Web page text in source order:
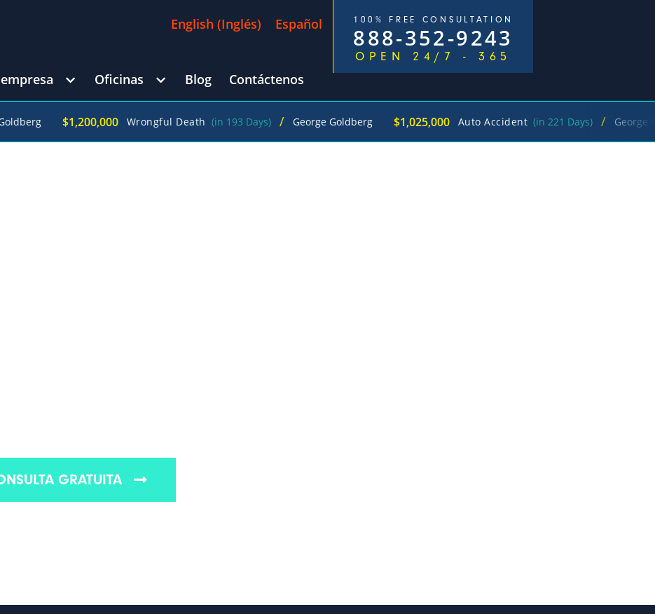
English (Inglés) Español 100% FREE CONSULTATION
888-352-9243
OPEN 24/7 - 365
Oficinas Blog Contáctenos
$1,200,000 Wrongful Death (in 193 Days) / George Goldberg $1,025,000 Auto Accident (in 221 Days) / George Goldberg
GRATUITA